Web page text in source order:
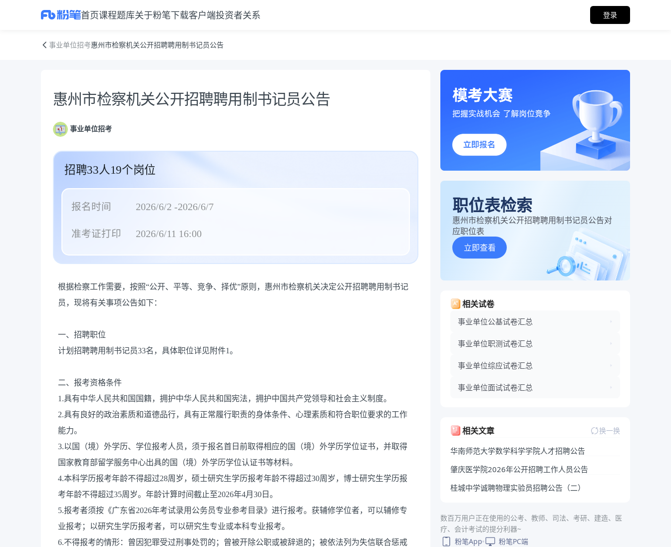
首页课程题库关于粉笔下载客户端投资者关系 登录
事业单位招考惠州市检察机关公开招聘聘用制书记员公告
公告正文
惠州市检察机关公开招聘聘用制书记员公告
事业单位招考
招聘33人19个岗位
报名时间 2026/6/2 -2026/6/7
准考证打印 2026/6/11 16:00
根据检察工作需要，按照“公开、平等、竞争、择优”原则，惠州市检察机关决定公开招聘聘用制书记
员，现将有关事项公告如下：
一、招聘职位
计划招聘聘用制书记员33名，具体职位详见附件1。
二、报考资格条件
1.具有中华人民共和国国籍，拥护中华人民共和国宪法，拥护中国共产党领导和社会主义制度。
2.具有良好的政治素质和道德品行，具有正常履行职责的身体条件、心理素质和符合职位要求的工作
能力。
3.以国（境）外学历、学位报考人员，须于报名首日前取得相应的国（境）外学历学位证书，并取得
国家教育部留学服务中心出具的国（境）外学历学位认证书等材料。
4.本科学历报考年龄不得超过28周岁，硕士研究生学历报考年龄不得超过30周岁，博士研究生学历报
考年龄不得超过35周岁。年龄计算时间截止至2026年4月30日。
5.报考者须按《广东省2026年考试录用公务员专业参考目录》进行报考。获辅修学位者，可以辅修专
业报考；以研究生学历报考者，可以研究生专业或本科专业报考。
6.不得报考的情形：曾因犯罪受过刑事处罚的；曾被开除公职或被辞退的；被依法列为失信联合惩戒
职位表检索
惠州市检察机关公开招聘聘用制书记员公告对
应职位表
立即查看
相关试卷
事业单位公基试卷汇总
事业单位职测试卷汇总
事业单位综应试卷汇总
事业单位面试试卷汇总
相关文章 换一换
华南师范大学数学科学学院人才招聘公告
肇庆医学院2026年公开招聘工作人员公告
桂城中学诚聘物理实验员招聘公告（二）
数百万用户正在使用的公考、教师、司法、考研、建造、医
疗、会计考试的提分利器~
粉笔App
粉笔PC端